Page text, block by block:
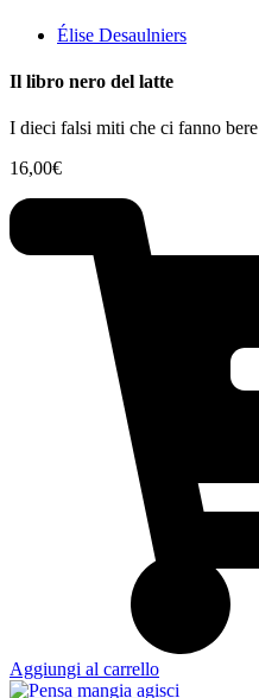
Élise Desaulniers
Il libro nero del latte
I dieci falsi miti che ci fanno bere
16,00€
Aggiungi al carrello